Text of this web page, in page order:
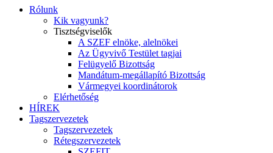
Rólunk
Kik vagyunk?
Tisztségviselők
A SZEF elnöke, alelnökei
Az Ügyvivő Testület tagjai
Felügyelő Bizottság
Mandátum-megállapító Bizottság
Vármegyei koordinátorok
Elérhetőség
HÍREK
Tagszervezetek
Tagszervezetek
Rétegszervezetek